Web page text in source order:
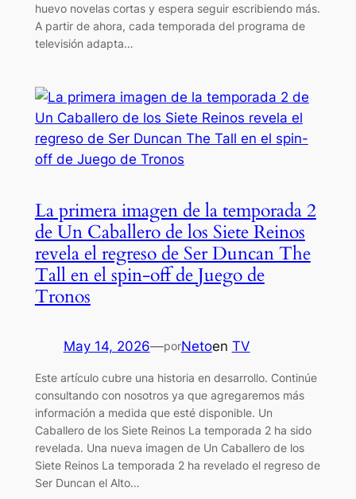
huevo novelas cortas y espera seguir escribiendo más.
A partir de ahora, cada temporada del programa de
televisión adapta…
La primera imagen de la temporada 2
de Un Caballero de los Siete Reinos
revela el regreso de Ser Duncan The
Tall en el spin-off de Juego de
Tronos
May 14, 2026—porNetoen TV
Este artículo cubre una historia en desarrollo. Continúe
consultando con nosotros ya que agregaremos más
información a medida que esté disponible. Un
Caballero de los Siete Reinos La temporada 2 ha sido
revelada. Una nueva imagen de Un Caballero de los
Siete Reinos La temporada 2 ha revelado el regreso de
Ser Duncan el Alto…